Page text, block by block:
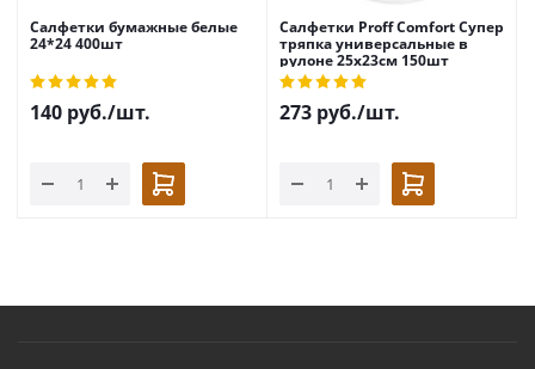
Салфетки бумажные белые
24*24 400шт
140 руб./шт.
Салфетки Proff Comfort Супер
тряпка универсальные в
рулоне 25х23см 150шт
273 руб./шт.